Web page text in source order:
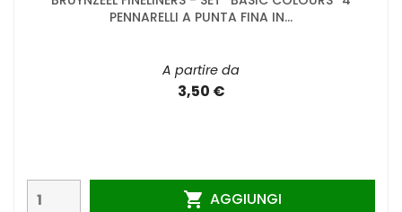
PENNARELLI A PUNTA FINA IN...
A partire da
3,50 €
 AGGIUNGI